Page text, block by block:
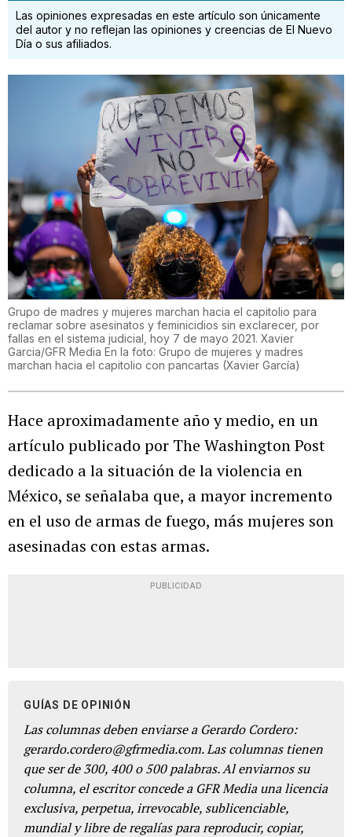
Las opiniones expresadas en este artículo son únicamente
del autor y no reflejan las opiniones y creencias de El Nuevo
Día o sus afiliados.
Grupo de madres y mujeres marchan hacia el capitolio para
reclamar sobre asesinatos y feminicidios sin exclarecer, por
fallas en el sistema judicial, hoy 7 de mayo 2021. Xavier
Garcia/GFR Media En la foto: Grupo de mujeres y madres
marchan hacia el capitolio con pancartas (Xavier García)
Hace aproximadamente año y medio, en un
artículo publicado por The Washington Post
dedicado a la situación de la violencia en
México, se señalaba que, a mayor incremento
en el uso de armas de fuego, más mujeres son
asesinadas con estas armas.
PUBLICIDAD
GUÍAS DE OPINIÓN
Las columnas deben enviarse a Gerardo Cordero:
gerardo.cordero@gfrmedia.com. Las columnas tienen
que ser de 300, 400 o 500 palabras. Al enviarnos su
columna, el escritor concede a GFR Media una licencia
exclusiva, perpetua, irrevocable, sublicenciable,
mundial y libre de regalías para reproducir, copiar,